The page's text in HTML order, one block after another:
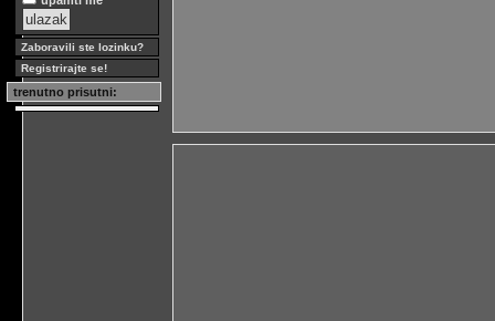
Zaboravili ste lozinku?
Registrirajte se!
trenutno prisutni: